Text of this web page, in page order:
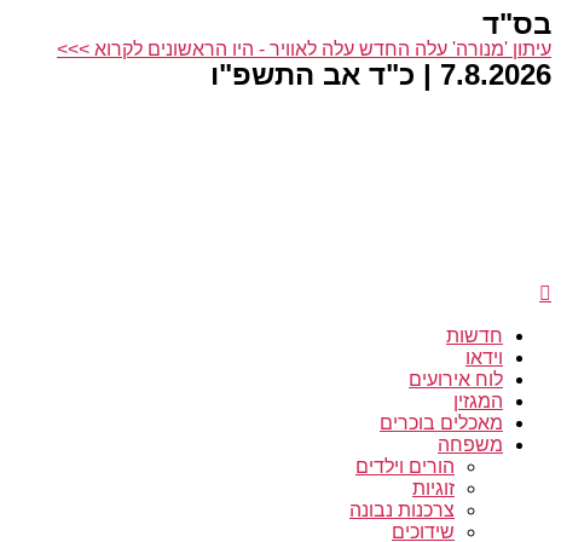
דלג
לתוכן
בס"ד
עיתון 'מנורה' עלה החדש עלה לאוויר - היו הראשונים לקרוא >>>
7.8.2026 | כ"ד אב התשפ"ו
חדשות
וידאו
לוח אירועים
המגזין
מאכלים בוכרים
משפחה
הורים וילדים
זוגיות
צרכנות נבונה
שידוכים